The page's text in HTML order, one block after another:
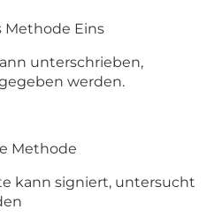
Methode Eins
unterschrieben,
werden.
Methode
kann signiert, untersucht